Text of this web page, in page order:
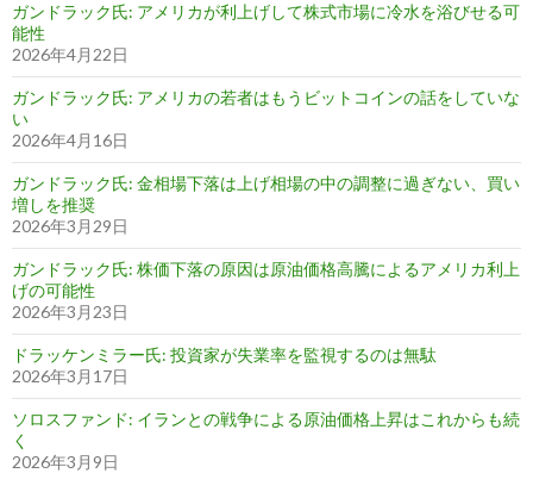
ガンドラック氏: アメリカが利上げして株式市場に冷水を浴びせる可
能性
2026年4月22日
ガンドラック氏: アメリカの若者はもうビットコインの話をしていな
い
2026年4月16日
ガンドラック氏: 金相場下落は上げ相場の中の調整に過ぎない、買い
増しを推奨
2026年3月29日
ガンドラック氏: 株価下落の原因は原油価格高騰によるアメリカ利上
げの可能性
2026年3月23日
ドラッケンミラー氏: 投資家が失業率を監視するのは無駄
2026年3月17日
ソロスファンド: イランとの戦争による原油価格上昇はこれからも続
く
2026年3月9日